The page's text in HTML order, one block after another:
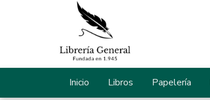
Inicio Libros Papelería